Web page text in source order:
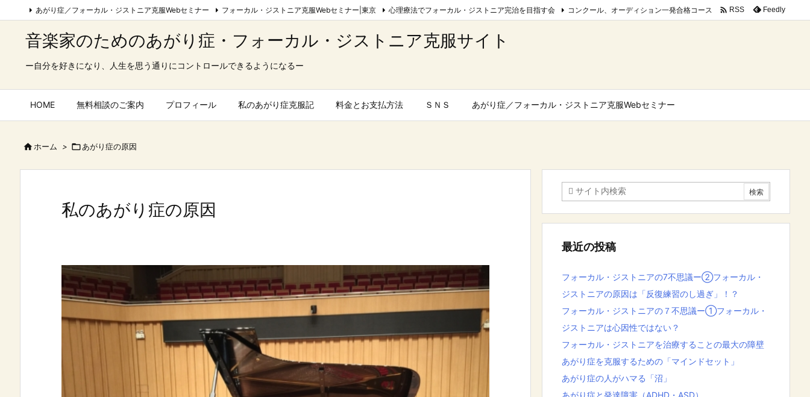
音楽家のためのあがり症・フォーカル・ジストニア克服サイト
ー自分を好きになり、人生を思う通りにコントロールできるようになるー
HOME 無料相談のご案内 プロフィール 私のあがり症克服記 料金とお支払方法 ＳＮＳ あがり症／フォーカル・ジストニア克服Webセミナー
あがり症／フォーカル・ジストニア克服Webセミナー フォーカル・ジストニア克服Webセミナー|東京 心理療法でフォーカル・ジストニア完治を目指す会 コンクール、オーディション一発合格コース  RSS Feedly
ホーム > あがり症の原因
私のあがり症の原因
最近の投稿
フォーカル・ジストニアの7不思議ー②フォーカル・
ジストニアの原因は「反復練習のし過ぎ」！？
フォーカル・ジストニアの７不思議ー①フォーカル・
ジストニアは心因性ではない？
フォーカル・ジストニアを治療することの最大の障壁
あがり症を克服するための「マインドセット」
あがり症の人がハマる「沼」